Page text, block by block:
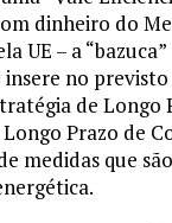
dinheiro do
UE – a “bazuca”
no
de Longo
Prazo de
medidas que